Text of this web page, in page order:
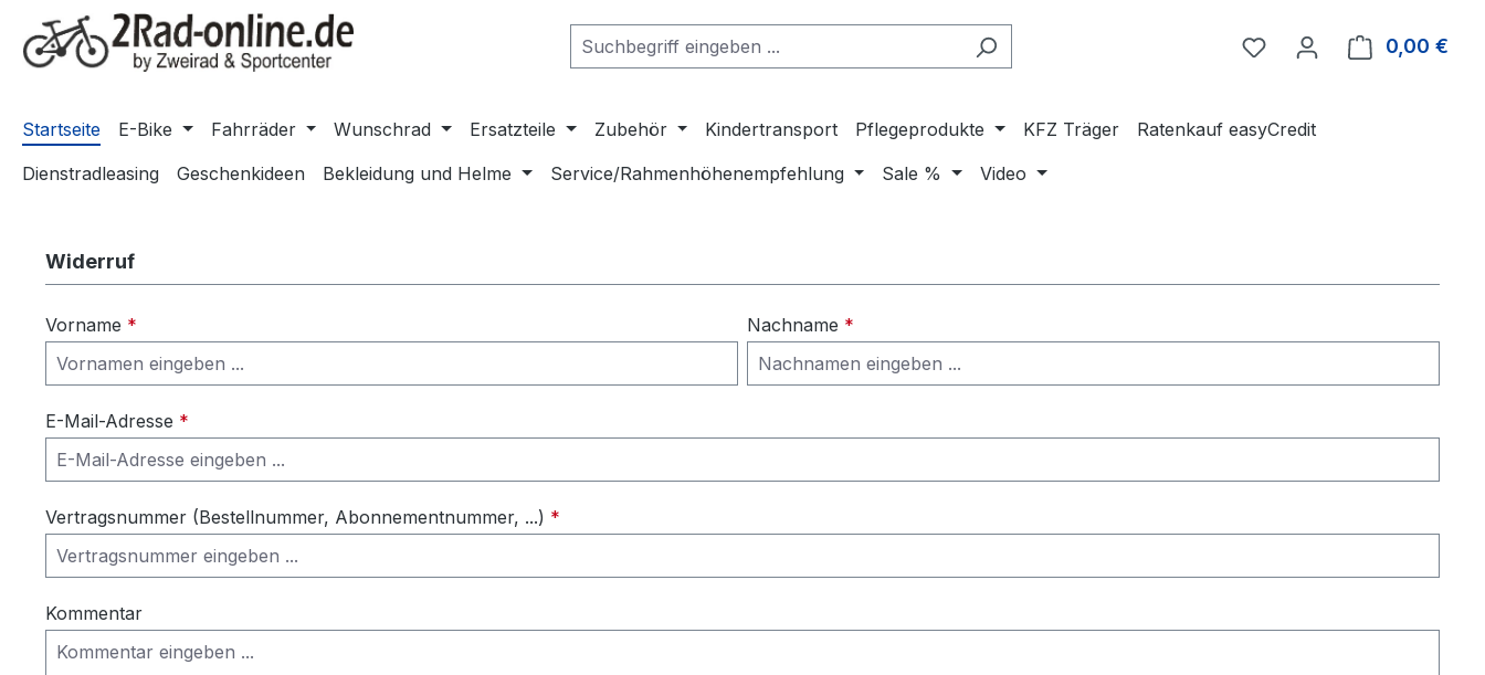
Hauptinhalt springen
Zur Suche springen
Zur Hauptnavigation springen
Du hast 0 Produkte auf
0,00 €
Startseite E-Bike Fahrräder Wunschrad Ersatzteile Zubehör Kindertransport Pflegeprodukte KFZ Träger
Ratenkauf easyCredit
Dienstradleasing
Geschenkideen Bekleidung und Helme Service/Rahmenhöhenempfehlung Sale % Video
Widerruf
Vorname * Nachname *
E-Mail-Adresse *
Vertragsnummer (Bestellnummer, Abonnementnummer, ...) *
Kommentar